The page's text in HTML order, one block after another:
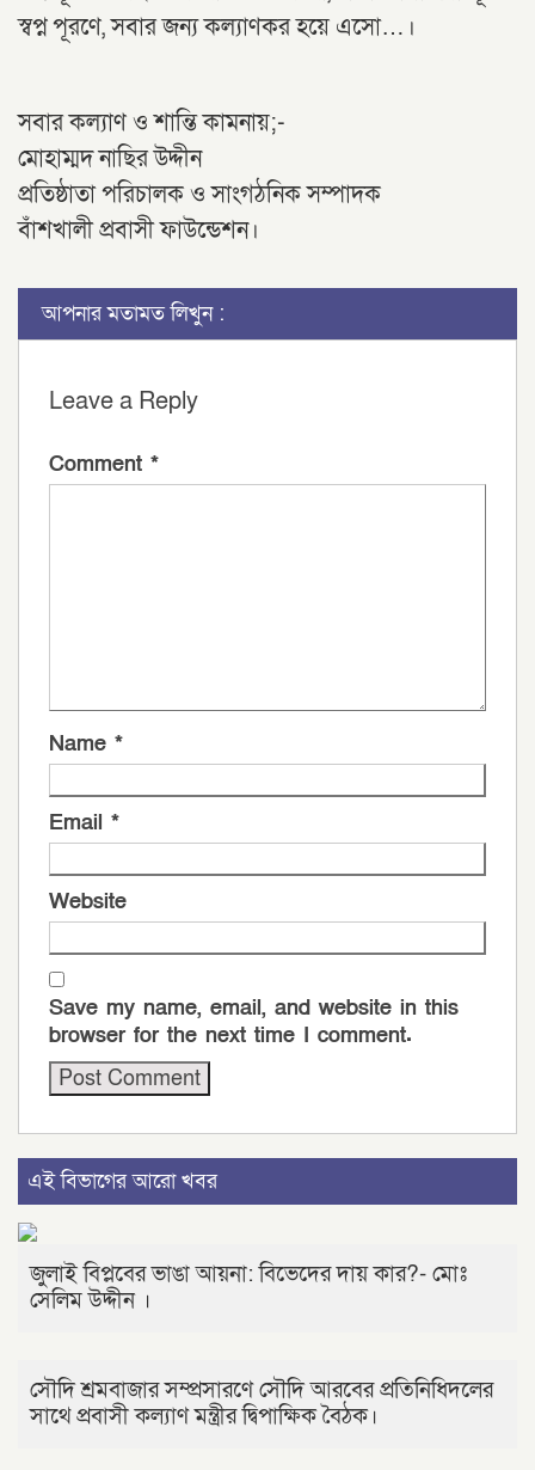
স্বপ্ন পূরণে, সবার জন্য কল‍্যাণকর হয়ে এসো…।
সবার কল্যাণ ও শান্তি কামনায়;-
মোহাম্মদ নাছির উদ্দীন
প্রতিষ্ঠাতা পরিচালক ও সাংগঠনিক সম্পাদক
বাঁশখালী প্রবাসী ফাউন্ডেশন।
আপনার মতামত লিখুন :
Leave a Reply
Comment *
Name *
Email *
Website
Save my name, email, and website in this
browser for the next time I comment.
এই বিভাগের আরো খবর
জুলাই বিপ্লবের ভাঙা আয়না: বিভেদের দায় কার?- মোঃ
সেলিম উদ্দীন ।
সৌদি শ্রমবাজার সম্প্রসারণে সৌদি আরবের প্রতিনিধিদলের
সাথে প্রবাসী কল্যাণ মন্ত্রীর দ্বিপাক্ষিক বৈঠক।